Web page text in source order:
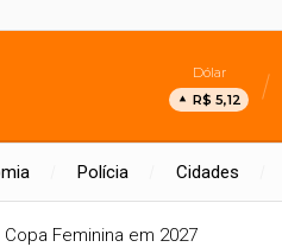
Dólar
R$ 5,12
Polícia Cidades
Feminina em 2027